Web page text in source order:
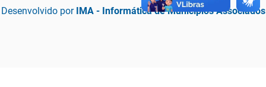
Desenvolvido por IMA - Informática de Municípios Associados